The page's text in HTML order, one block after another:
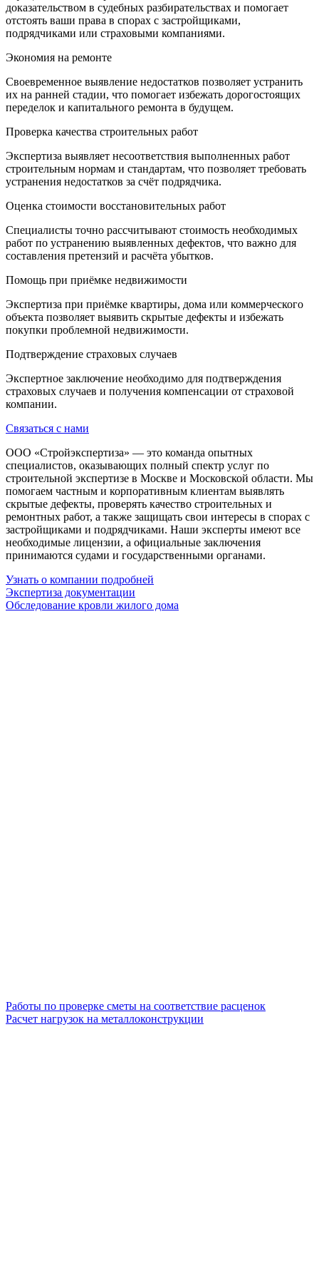
доказательством в судебных разбирательствах и помогает
отстоять ваши права в спорах с застройщиками,
подрядчиками или страховыми компаниями.
Экономия на ремонте
Своевременное выявление недостатков позволяет устранить
их на ранней стадии, что помогает избежать дорогостоящих
переделок и капитального ремонта в будущем.
Проверка качества строительных работ
Экспертиза выявляет несоответствия выполненных работ
строительным нормам и стандартам, что позволяет требовать
устранения недостатков за счёт подрядчика.
Оценка стоимости восстановительных работ
Специалисты точно рассчитывают стоимость необходимых
работ по устранению выявленных дефектов, что важно для
составления претензий и расчёта убытков.
Помощь при приёмке недвижимости
Экспертиза при приёмке квартиры, дома или коммерческого
объекта позволяет выявить скрытые дефекты и избежать
покупки проблемной недвижимости.
Подтверждение страховых случаев
Экспертное заключение необходимо для подтверждения
страховых случаев и получения компенсации от страховой
компании.
Связаться с нами
ООО «Стройэкспертиза» — это команда опытных
специалистов, оказывающих полный спектр услуг по
строительной экспертизе в Москве и Московской области. Мы
помогаем частным и корпоративным клиентам выявлять
скрытые дефекты, проверять качество строительных и
ремонтных работ, а также защищать свои интересы в спорах с
застройщиками и подрядчиками. Наши эксперты имеют все
необходимые лицензии, а официальные заключения
принимаются судами и государственными органами.
Узнать о компании подробней
Экспертиза документации
Обследование кровли жилого дома
Работы по проверке сметы на соответствие расценок
Расчет нагрузок на металлоконструкции